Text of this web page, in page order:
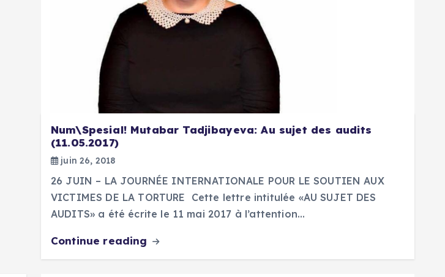
Num\Spesial! Mutabar Tadjibayeva: Au sujet des audits
(11.05.2017)
juin 26, 2018
26 JUIN – LA JOURNÉE INTERNATIONALE POUR LE SOUTIEN AUX
VICTIMES DE LA TORTURE Cette lettre intitulée «AU SUJET DES
AUDITS» a été écrite le 11 mai 2017 à l’attention…
Continue reading